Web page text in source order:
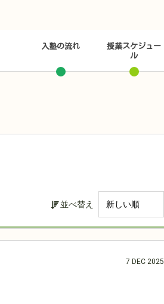
入塾の流れ
授業スケジュー
ル
並べ替え
7 DEC 2025